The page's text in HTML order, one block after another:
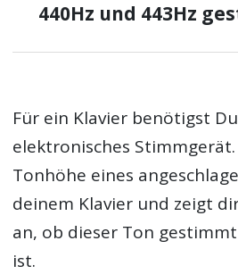
440Hz und 443Hz
Für ein Klavier benötigst
elektronisches
Tonhöhe eines
deinem Klavier und zeigt
an, ob dieser Ton
ist.